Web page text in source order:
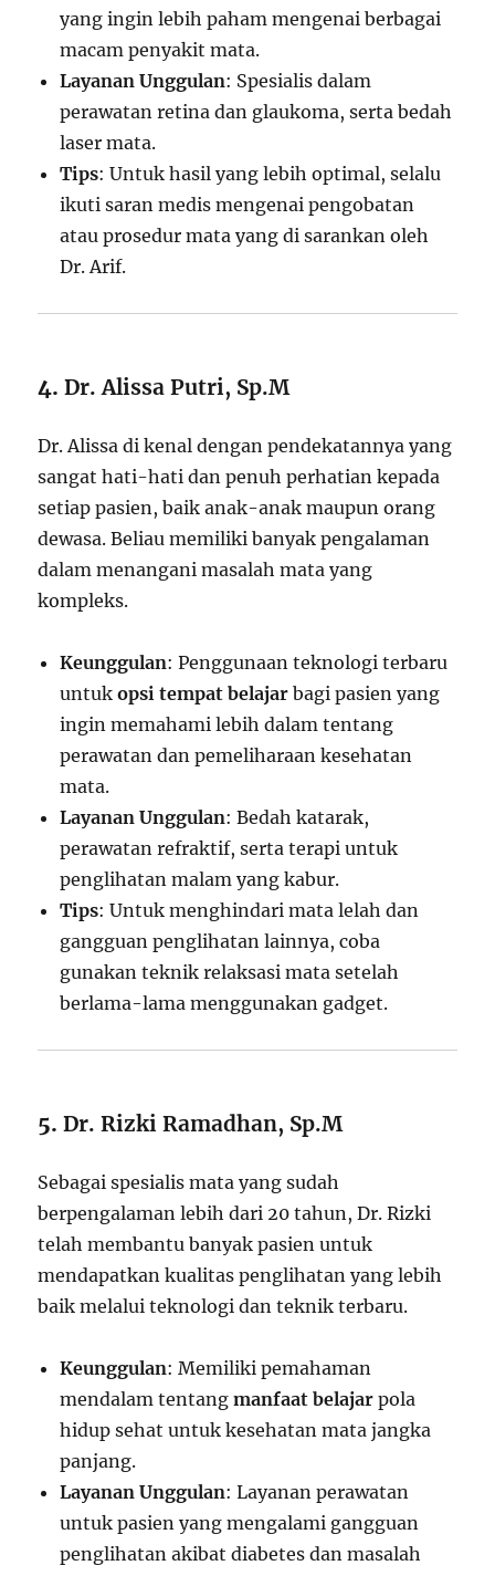
yang ingin lebih paham mengenai berbagai
macam penyakit mata.
Layanan Unggulan: Spesialis dalam
perawatan retina dan glaukoma, serta bedah
laser mata.
Tips: Untuk hasil yang lebih optimal, selalu
ikuti saran medis mengenai pengobatan
atau prosedur mata yang di sarankan oleh
Dr. Arif.
4.Dr. Alissa Putri, Sp.M
Dr. Alissa di kenal dengan pendekatannya yang
sangat hati-hati dan penuh perhatian kepada
setiap pasien, baik anak-anak maupun orang
dewasa. Beliau memiliki banyak pengalaman
dalam menangani masalah mata yang
kompleks.
Keunggulan: Penggunaan teknologi terbaru
untukopsi tempat belajar bagi pasien yang
ingin memahami lebih dalam tentang
perawatan dan pemeliharaan kesehatan
mata.
Layanan Unggulan: Bedah katarak,
perawatan refraktif, serta terapi untuk
penglihatan malam yang kabur.
Tips: Untuk menghindari mata lelah dan
gangguan penglihatan lainnya, coba
gunakan teknik relaksasi mata setelah
berlama-lama menggunakan gadget.
5.Dr. Rizki Ramadhan, Sp.M
Sebagai spesialis mata yang sudah
berpengalaman lebih dari 20 tahun, Dr. Rizki
telah membantu banyak pasien untuk
mendapatkan kualitas penglihatan yang lebih
baik melalui teknologi dan teknik terbaru.
Keunggulan: Memiliki pemahaman
mendalam tentangmanfaat belajar pola
hidup sehat untuk kesehatan mata jangka
panjang.
Layanan Unggulan: Layanan perawatan
untuk pasien yang mengalami gangguan
penglihatan akibat diabetes dan masalah